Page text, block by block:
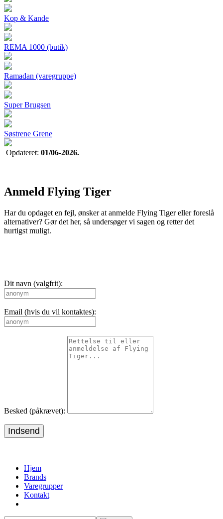
Kop & Kande
REMA 1000 (butik)
Ramadan (varegruppe)
Super Brugsen
Søstrene Grene
Opdateret: 01/06-2026.
Anmeld Flying Tiger
Har du opdaget en fejl, ønsker at anmelde Flying Tiger eller foreslå
alternativer? Gør det her, så undersøger vi sagen og retter det
hurtigst muligt.
Dit navn (valgfrit):
Email (hvis du vil kontaktes):
Besked (påkrævet):
Indsend
Hjem
Brands
Varegrupper
Kontakt